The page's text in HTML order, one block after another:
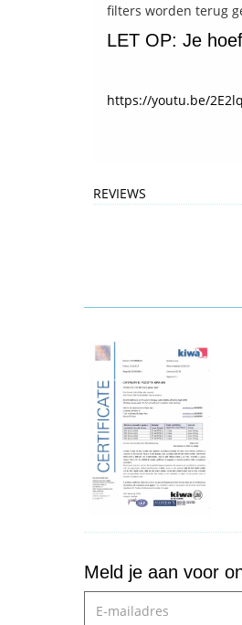
filters worden terug
LET OP: Je
https://youtu.be/
REVIEWS
Meld je aan voor